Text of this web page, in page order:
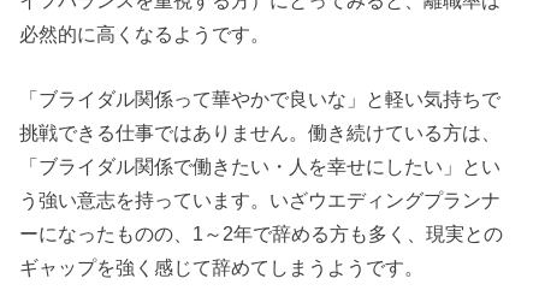
必然的に高くなるようです。
「ブライダル関係って華やかで良いな」と軽い気持ちで
挑戦できる仕事ではありません。働き続けている方は、
「ブライダル関係で働きたい・人を幸せにしたい」とい
う強い意志を持っています。いざウエディングプランナ
ーになったものの、1～2年で辞める方も多く、現実との
ギャップを強く感じて辞めてしまうようです。